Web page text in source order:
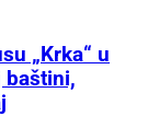
„Krka“ u
baštini,